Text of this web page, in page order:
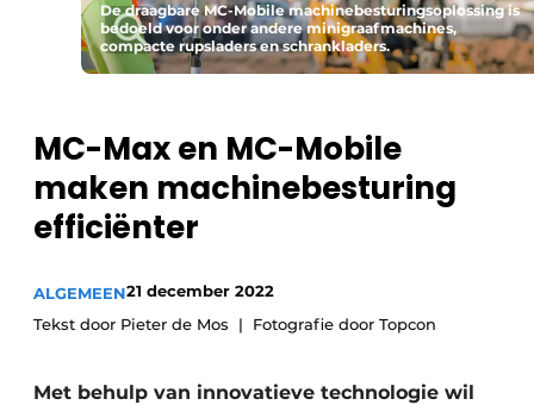
Meest gelezen
Nieuwsbrief
Privacy / Cookie statement
Vacature aanmelden
Vacatures
De draagbare MC-Mobile machinebesturingsoplossing is
bedoeld voor onder andere minigraafmachines,
compacte rupsladers en schrankladers.
MC-Max en MC-Mobile
maken machinebesturing
efficiënter
ALGEMEEN21 december 2022
Tekst door Pieter de Mos
Fotografie door Topcon
Met behulp van innovatieve technologie wil